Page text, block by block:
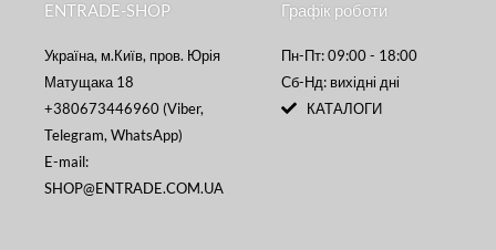
ENTRADE-SHOP
Україна, м.Київ, пров. Юрія
Матущака 18
+380673446960 (Viber,
Telegram, WhatsApp)
E-mail:
SHOP@ENTRADE.COM.UA
Графік роботи
Пн-Пт: 09:00 - 18:00
Сб-Нд: вихідні дні
КАТАЛОГИ